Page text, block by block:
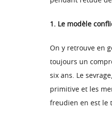
1. Le modèle
On y retrouve en
toujours un
six ans. Le
primitive et les
freudien en est le